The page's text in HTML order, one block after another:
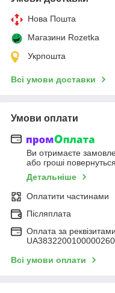
Нова Пошта
Магазини Rozetka
Укрпошта
Всі умови доставки
Умови оплати
Ви отримаєте
або гроші
Детальніше
Оплатити частинами
Післяплата
Оплата за
Всі умови оплати